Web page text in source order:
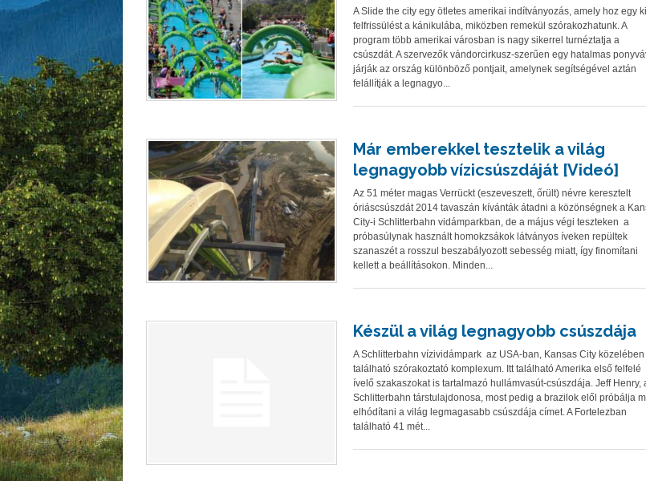
A Slide the city egy ötletes amerikai indítványozás, amely hoz egy
felfrissülést a kánikulába, miközben remekül szórakozhatunk. A
program több amerikai városban is nagy sikerrel turnéztatja a
csúszdát. A szervezők vándorcirkusz-szerűen egy hatalmas
járják az ország különböző pontjait, amelynek segítségével aztán
felállítják a legnagyo...
Már emberekkel tesztelik a világ
legnagyobb vízicsúszdáját [Videó]
Az 51 méter magas Verrückt (eszeveszett, őrült) névre keresztelt
óriáscsúszdát 2014 tavaszán kívánták átadni a közönségnek a
City-i Schlitterbahn vidámparkban, de a május végi teszteken a
próbasúlynak használt homokzsákok látványos íveken repültek
szanaszét a rosszul beszabályozott sebesség miatt, így finomítani
kellett a beállításokon. Minden...
Készül a világ legnagyobb csúszdája
A Schlitterbahn vízividámpark az USA-ban, Kansas City közelében
található szórakoztató komplexum. Itt található Amerika első felfelé
ívelő szakaszokat is tartalmazó hullámvasút-csúszdája. Jeff Henry,
Schlitterbahn társtulajdonosa, most pedig a brazilok elől próbálja
elhódítani a világ legmagasabb csúszdája címet. A Fortelezban
található 41 mét...